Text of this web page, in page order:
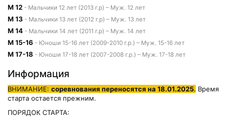
М 12 - Мальчики 12 лет (2013 г.р) – Муж. 12 лет
М 13 - Мальчики 13 лет (2012 г.р) – Муж. 13 лет
М 14 - Мальчики 14 лет (2011 г.р) – Муж. 14 лет
М 15-16 - Юноши 15-16 лет (2009-2010 г.р.) – Муж. 15-16 лет
М 17-18 - Юноши 17-18 лет (2007-2008 г.р.) – Муж. 17-18 лет
Информация
ВНИМАНИЕ: соревнования переносятся на 18.01.2025. Время
старта остается прежним.
ПОРЯДОК СТАРТА: